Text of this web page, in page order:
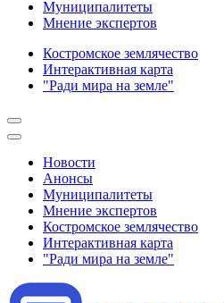
Муниципалитеты
Мнение экспертов
Костромское землячество
Интерактивная карта
"Ради мира на земле"
Новости
Анонсы
Муниципалитеты
Мнение экспертов
Костромское землячество
Интерактивная карта
"Ради мира на земле"